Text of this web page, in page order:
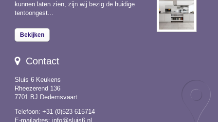
kunnen laten zien, zijn wij bezig de huidige
tentoongest...
Bekijken
Contact
Sluis 6 Keukens
Rheezerend 136
7701 BJ Dedemsvaart
Telefoon: +31 (0)523 615714
E-mailadres: info@sluis6.nl